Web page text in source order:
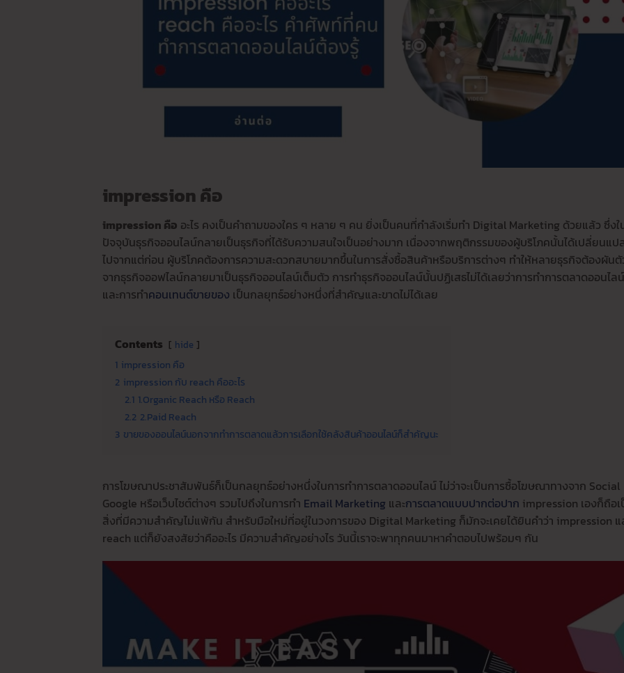
impression คือ
impression คือ อะไร คงเป็นคำถามของใคร ๆ หลาย ๆ คน ยิ่งเป็นคนที่กำลังเริ่มทำ Digital Marketing ด้วยแล้ว ซึ่งใ
ปัจจุบันธุรกิจออนไลน์กลายเป็นธุรกิจที่ได้รับความสนใจเป็นอย่างมาก เนื่องจากพฤติกรรมของผู้บริโภคนั้นได้เปลี่ยนแป
ไปจากแต่ก่อน ผู้บริโภคต้องการความสะดวกสบายมากขึ้นในการสั่งซื้อสินค้าหรือบริการต่างๆ ทำให้หลายธุรกิจต้องผันตั
จากธุรกิจออฟไลน์กลายมาเป็นธุรกิจออนไลน์เต็มตัว การทำธุรกิจออนไลน์นั้นปฏิเสธไม่ได้เลยว่าการทำการตลาดออนไลน์
และการทำคอนเทนต์ขายของ เป็นกลยุทธ์อย่างหนึ่งที่สำคัญและขาดไม่ได้เลย
Contents hide
1 impression คือ
2 impression กับ reach คืออะไร
2.1 1.Organic Reach หรือ Reach
2.2 2.Paid Reach
3 ขายของออนไลน์นอกจากทำการตลาดแล้วการเลือกใช้คลังสินค้าออนไลน์ก็สำคัญนะ
การโฆษณาประชาสัมพันธ์ก็เป็นกลยุทธ์อย่างหนึ่งในการทำการตลาดออนไลน์ ไม่ว่าจะเป็นการซื้อโฆษณาทางจาก Social
Google หรือเว็บไซต์ต่างๆ รวมไปถึงในการทำ Email Marketing และการตลาดแบบปากต่อปาก impression เองก็ถือ
สิ่งที่มีความสำคัญไม่แพ้กัน สำหรับมือใหม่ที่อยู่ในวงการของ Digital Marketing ก็มักจะเคยได้ยินคำว่า impression แ
reach แต่ก็ยังสงสัยว่าคืออะไร มีความสำคัญอย่างไร วันนี้เราจะพาทุกคนมาหาคำตอบไปพร้อมๆ กัน